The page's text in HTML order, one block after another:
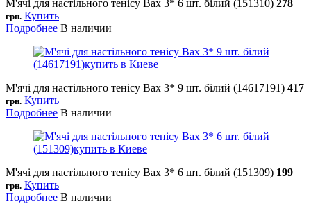
М'ячі для настільного тенісу Bax 3* 6 шт. білий (151310) 278
грн. Купить
Подробнее В наличии
М'ячі для настільного тенісу Bax 3* 9 шт. білий (14617191) 417
грн. Купить
Подробнее В наличии
М'ячі для настільного тенісу Bax 3* 6 шт. білий (151309) 199
грн. Купить
Подробнее В наличии